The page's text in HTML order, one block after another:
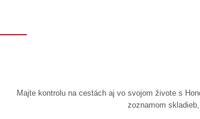
Majte kontrolu na cestách aj vo svojom živote s
zoznamom